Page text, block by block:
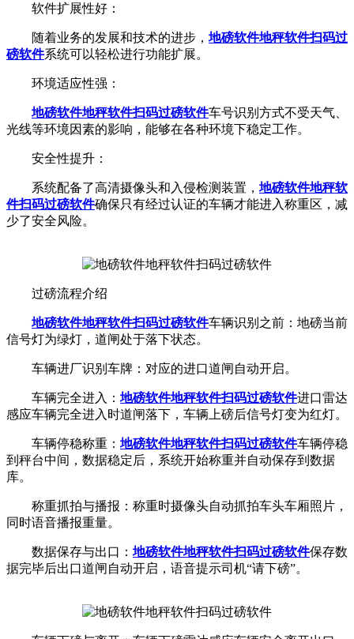
软件扩展性好：
随着业务的发展和技术的进步， 地磅软件地秤软件扫码过
磅软件系统可以轻松进行功能扩展。
环境适应性强：
地磅软件地秤软件扫码过磅软件车号识别方式不受天气、
光线等环境因素的影响，能够在各种环境下稳定工作。
安全性提升：
系统配备了高清摄像头和入侵检测装置， 地磅软件地秤软
件扫码过磅软件确保只有经过认证的车辆才能进入称重区，减
少了安全风险。
过磅流程介绍
地磅软件地秤软件扫码过磅软件车辆识别之前：地磅当前
信号灯为绿灯，道闸处于落下状态。
车辆进厂识别车牌：对应的进口道闸自动开启。
车辆完全进入： 地磅软件地秤软件扫码过磅软件进口雷达
感应车辆完全进入时道闸落下，车辆上磅后信号灯变为红灯。
车辆停稳称重： 地磅软件地秤软件扫码过磅软件车辆停稳
到秤台中间，数据稳定后，系统开始称重并自动保存到数据
库。
称重抓拍与播报：称重时摄像头自动抓拍车头车厢照片，
同时语音播报重量。
数据保存与出口： 地磅软件地秤软件扫码过磅软件保存数
据完毕后出口道闸自动开启，语音提示司机“请下磅”。